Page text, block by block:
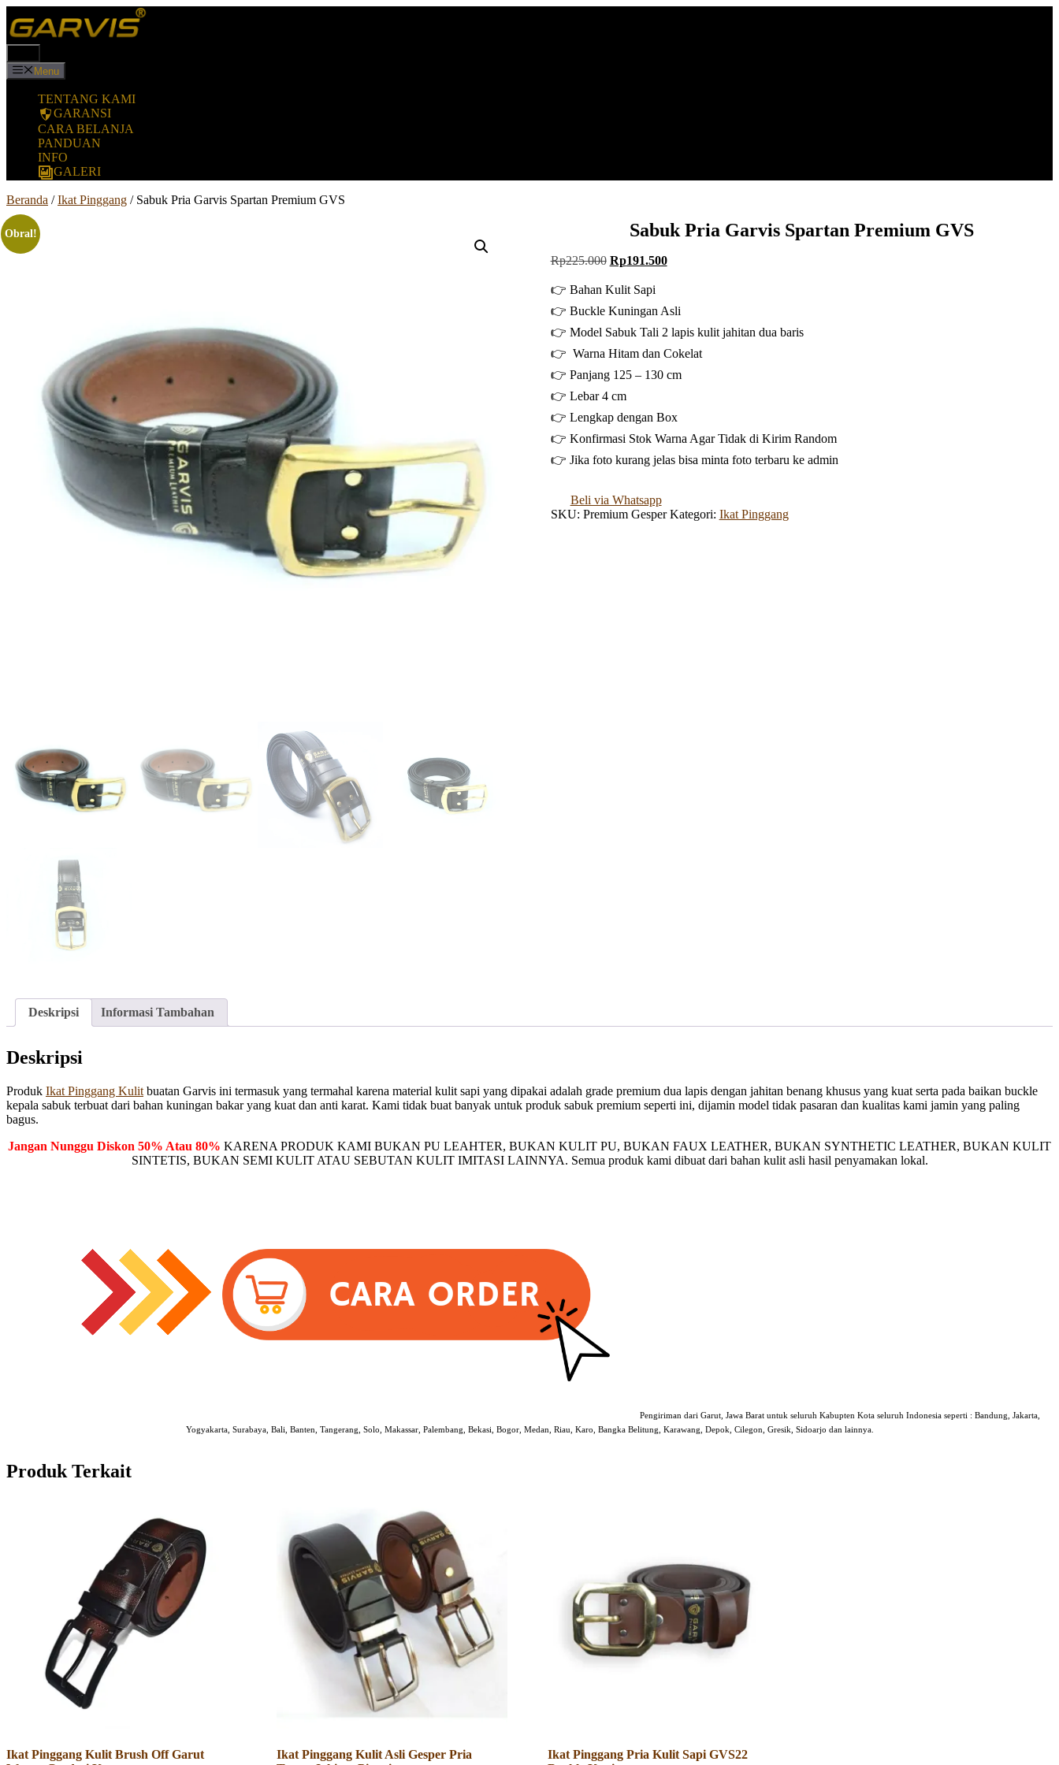
ke
isi
Menu
TENTANG KAMI
GARANSI
CARA BELANJA
PANDUAN
INFO
GALERI
Beranda /Ikat Pinggang / Sabuk Pria Garvis Spartan Premium GVS
Obral! Sabuk Pria Garvis Spartan Premium GVS
Rp225.000 Harga
adalah:
Rp191.500Harga
Rp191.500.
👉 Bahan Kulit Sapi
👉 Buckle Kuningan Asli
👉 Model Sabuk Tali 2 lapis kulit jahitan dua baris
👉 Warna Hitam dan Cokelat
👉 Panjang 125 – 130 cm
👉 Lebar 4 cm
👉 Lengkap dengan Box
👉 Konfirmasi Stok Warna Agar Tidak di Kirim Random
👉 Jika foto kurang jelas bisa minta foto terbaru ke admin
Beli via Whatsapp
SKU: Premium Gesper Kategori: Ikat Pinggang
Deskripsi Informasi Tambahan
Deskripsi
Produk Ikat Pinggang Kulit buatan Garvis ini termasuk yang termahal karena material kulit sapi yang dipakai adalah grade premium dua lapis dengan jahitan benang khusus yang kuat serta pada baikan buckle
kepala sabuk terbuat dari bahan kuningan bakar yang kuat dan anti karat. Kami tidak buat banyak untuk produk sabuk premium seperti ini, dijamin model tidak pasaran dan kualitas kami jamin yang paling
bagus.
Jangan Nunggu Diskon 50% Atau 80% KARENA PRODUK KAMI BUKAN PU LEAHTER, BUKAN KULIT PU, BUKAN FAUX LEATHER, BUKAN SYNTHETIC LEATHER, BUKAN KULIT
SINTETIS, BUKAN SEMI KULIT ATAU SEBUTAN KULIT IMITASI LAINNYA. Semua produk kami dibuat dari bahan kulit asli hasil penyamakan lokal.
Pengiriman dari Garut, Jawa Barat untuk seluruh Kabupten Kota seluruh Indonesia seperti : Bandung, Jakarta,
Yogyakarta, Surabaya, Bali, Banten, Tangerang, Solo, Makassar, Palembang, Bekasi, Bogor, Medan, Riau, Karo, Bangka Belitung, Karawang, Depok, Cilegon, Gresik, Sidoarjo dan lainnya.
Produk Terkait
Ikat Pinggang Kulit Brush Off Garut
Ikat Pinggang Kulit Asli Gesper Pria
Ikat Pinggang Pria Kulit Sapi GVS22